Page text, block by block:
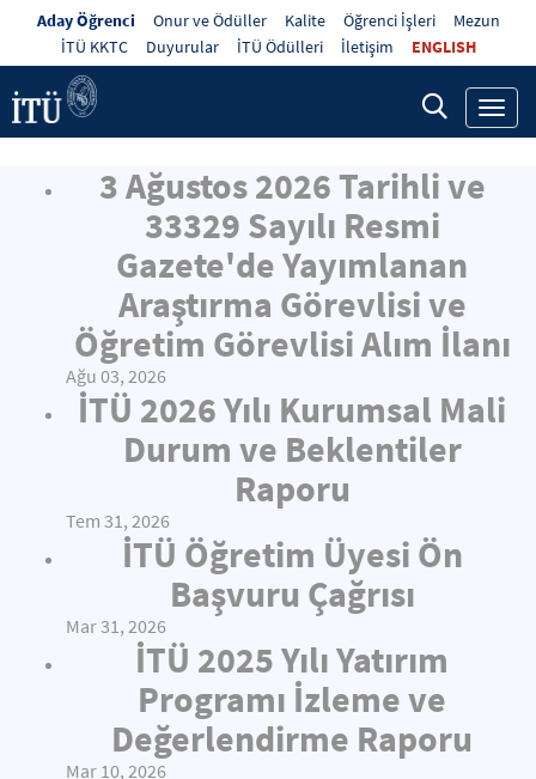
Aday Öğrenci Onur ve Ödüller Kalite Öğrenci İşleri
Mezun
İTÜ KKTC
Duyurular İTÜ Ödülleri İletişim ENGLISH
3 Ağustos 2026 Tarihli ve
33329 Sayılı Resmi
Gazete'de Yayımlanan
Araştırma Görevlisi ve
Öğretim Görevlisi Alım İlanı
Ağu 03, 2026
İTÜ 2026 Yılı Kurumsal Mali
Durum ve Beklentiler
Raporu
Tem 31, 2026
İTÜ Öğretim Üyesi Ön
Başvuru Çağrısı
Mar 31, 2026
İTÜ 2025 Yılı Yatırım
Programı İzleme ve
Değerlendirme Raporu
Mar 10, 2026